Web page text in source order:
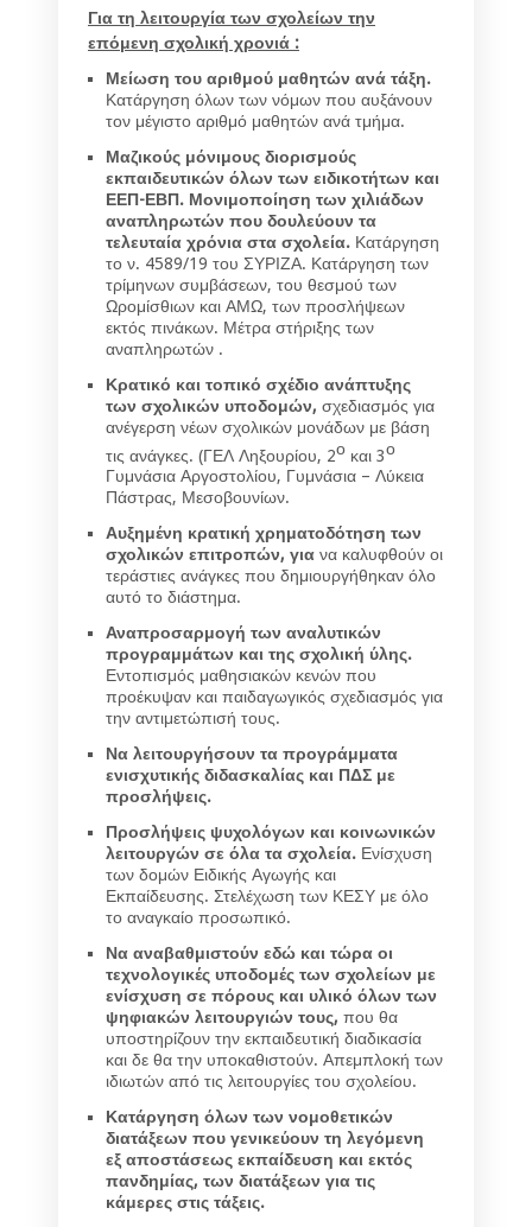
Για τη λειτουργία των σχολείων την
επόμενη σχολική χρονιά :
Μείωση του αριθμού μαθητών ανά τάξη.
Κατάργηση όλων των νόμων που αυξάνουν
τον μέγιστο αριθμό μαθητών ανά τμήμα.
Μαζικούς μόνιμους διορισμούς
εκπαιδευτικών όλων των ειδικοτήτων και
ΕΕΠ-ΕΒΠ. Μονιμοποίηση των χιλιάδων
αναπληρωτών που δουλεύουν τα
τελευταία χρόνια στα σχολεία. Κατάργηση
το ν. 4589/19 του ΣΥΡΙΖΑ. Κατάργηση των
τρίμηνων συμβάσεων, του θεσμού των
Ωρομίσθιων και ΑΜΩ, των προσλήψεων
εκτός πινάκων. Μέτρα στήριξης των
αναπληρωτών .
Κρατικό και τοπικό σχέδιο ανάπτυξης
των σχολικών υποδομών, σχεδιασμός για
ανέγερση νέων σχολικών μονάδων με βάση
τις ανάγκες. (ΓΕΛ Ληξουρίου, 2ο και 3ο
Γυμνάσια Αργοστολίου, Γυμνάσια – Λύκεια
Πάστρας, Μεσοβουνίων.
Αυξημένη κρατική χρηματοδότηση των
σχολικών επιτροπών, για να καλυφθούν οι
τεράστιες ανάγκες που δημιουργήθηκαν όλο
αυτό το διάστημα.
Αναπροσαρμογή των αναλυτικών
προγραμμάτων και της σχολική ύλης.
Εντοπισμός μαθησιακών κενών που
προέκυψαν και παιδαγωγικός σχεδιασμός για
την αντιμετώπισή τους.
Να λειτουργήσουν τα προγράμματα
ενισχυτικής διδασκαλίας και ΠΔΣ με
προσλήψεις.
Προσλήψεις ψυχολόγων και κοινωνικών
λειτουργών σε όλα τα σχολεία. Ενίσχυση
των δομών Ειδικής Αγωγής και
Εκπαίδευσης. Στελέχωση των ΚΕΣΥ με όλο
το αναγκαίο προσωπικό.
Να αναβαθμιστούν εδώ και τώρα οι
τεχνολογικές υποδομές των σχολείων με
ενίσχυση σε πόρους και υλικό όλων των
ψηφιακών λειτουργιών τους, που θα
υποστηρίζουν την εκπαιδευτική διαδικασία
και δε θα την υποκαθιστούν. Απεμπλοκή των
ιδιωτών από τις λειτουργίες του σχολείου.
Κατάργηση όλων των νομοθετικών
διατάξεων που γενικεύουν τη λεγόμενη
εξ αποστάσεως εκπαίδευση και εκτός
πανδημίας, των διατάξεων για τις
κάμερες στις τάξεις.